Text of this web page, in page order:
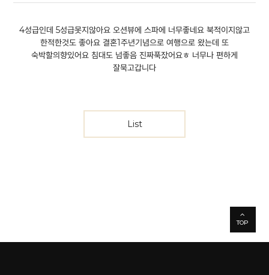
4성급인데 5성급못지않아요 오션뷰에 스파에 너무좋네요 북적이지않고
한적한것도 좋아요 결혼1주년기념으로 여행으로 왔는데 또
숙박할의향있어요 침대도 넘좋음 진짜푹잤어요ㅎ 너무나 편하게
잘묵고갑니다
List
TOP